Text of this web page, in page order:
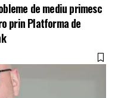
de mediu primesc
prin Platforma de